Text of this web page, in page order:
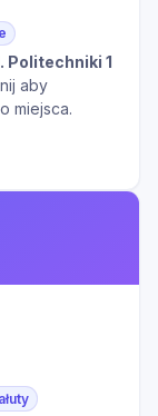
Politechniki 1
aby
miejsca.